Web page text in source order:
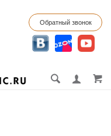
Обратный звонок